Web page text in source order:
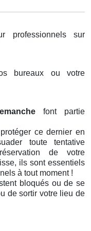
professionnels sur
bureaux ou votre
font partie
ce dernier en
toute tentative
de votre
ils sont essentiels
à tout moment !
bloqués ou de se
de sortir votre lieu de